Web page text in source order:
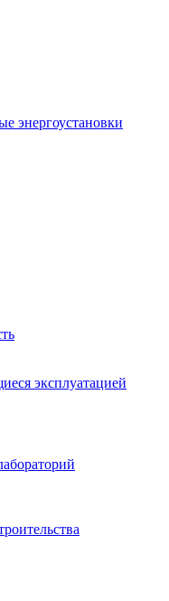
энергоустановки
эксплуатацией